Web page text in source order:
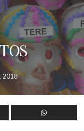
2018